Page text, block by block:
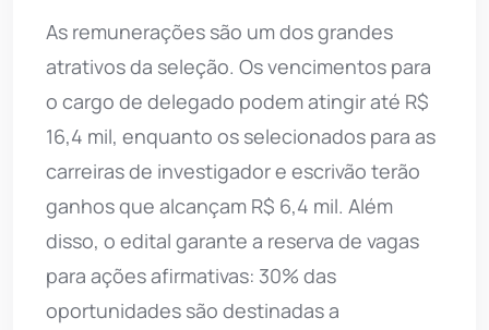
As remunerações são um dos grandes
atrativos da seleção. Os vencimentos para
o cargo de delegado podem atingir até R$
16,4 mil, enquanto os selecionados para as
carreiras de investigador e escrivão terão
ganhos que alcançam R$ 6,4 mil. Além
disso, o edital garante a reserva de vagas
para ações afirmativas: 30% das
oportunidades são destinadas a